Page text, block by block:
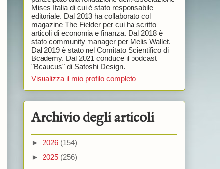
Mises Italia di cui è stato responsabile
editoriale. Dal 2013 ha collaborato col
magazine The Fielder per cui ha scritto
articoli di economia e finanza. Dal 2018 è
stato community manager per Melis Wallet.
Dal 2019 è stato nel Comitato Scientifico di
Bcademy. Dal 2021 conduce il podcast
"Bcaucus" di Satoshi Design.
Visualizza il mio profilo completo
Archivio degli articoli
► 2026 (154)
► 2025 (256)